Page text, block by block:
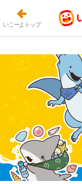
いこーよトップ